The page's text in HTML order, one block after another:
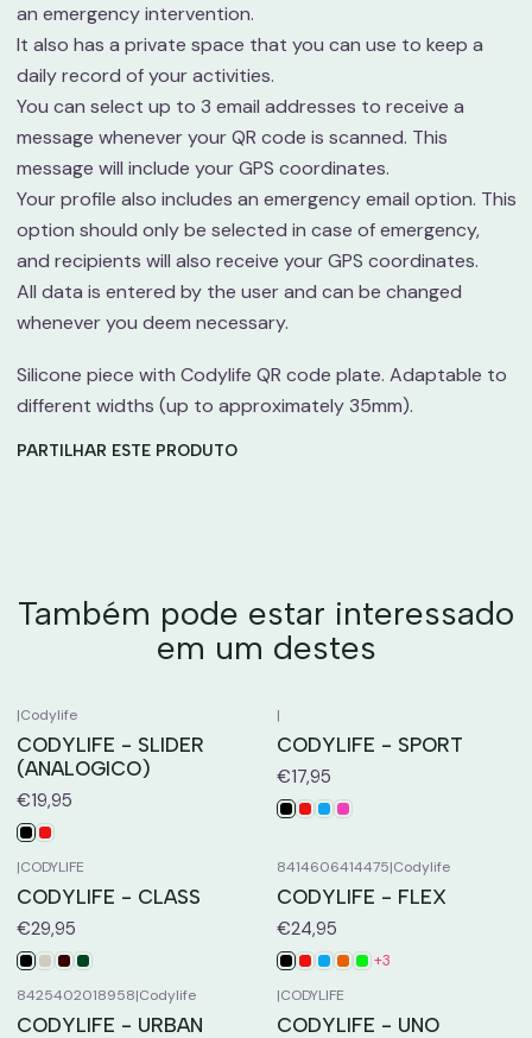
an emergency intervention.
It also has a private space that you can use to keep a
daily record of your activities.
You can select up to 3 email addresses to receive a
message whenever your QR code is scanned. This
message will include your GPS coordinates.
Your profile also includes an emergency email option. This
option should only be selected in case of emergency,
and recipients will also receive your GPS coordinates.
All data is entered by the user and can be changed
whenever you deem necessary.
Silicone piece with Codylife QR code plate. Adaptable to
different widths (up to approximately 35mm).
PARTILHAR ESTE PRODUTO
Também pode estar interessado
em um destes
|Codylife
CODYLIFE - SLIDER
(ANALOGICO)
€19,95
|
CODYLIFE - SPORT
€17,95
|CODYLIFE
CODYLIFE - CLASS
€29,95
8414606414475|Codylife
CODYLIFE - FLEX
€24,95
+3
8425402018958|Codylife
CODYLIFE - URBAN
|CODYLIFE
CODYLIFE - UNO